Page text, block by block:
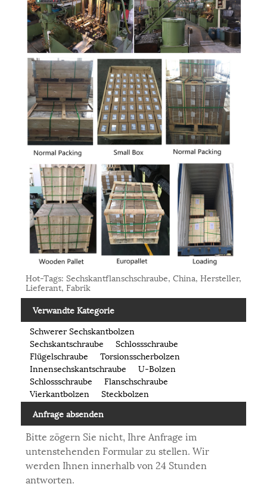
Hot-Tags: Sechskantflanschschraube, China, Hersteller,
Lieferant, Fabrik
Verwandte Kategorie
Schwerer Sechskantbolzen
Sechskantschraube
Schlossschraube
Flügelschraube
Torsionsscherbolzen
Innensechskantschraube
U-Bolzen
Schlossschraube
Flanschschraube
Vierkantbolzen
Steckbolzen
Anfrage absenden
Bitte zögern Sie nicht, Ihre Anfrage im
untenstehenden Formular zu stellen. Wir
werden Ihnen innerhalb von 24 Stunden
antworten.